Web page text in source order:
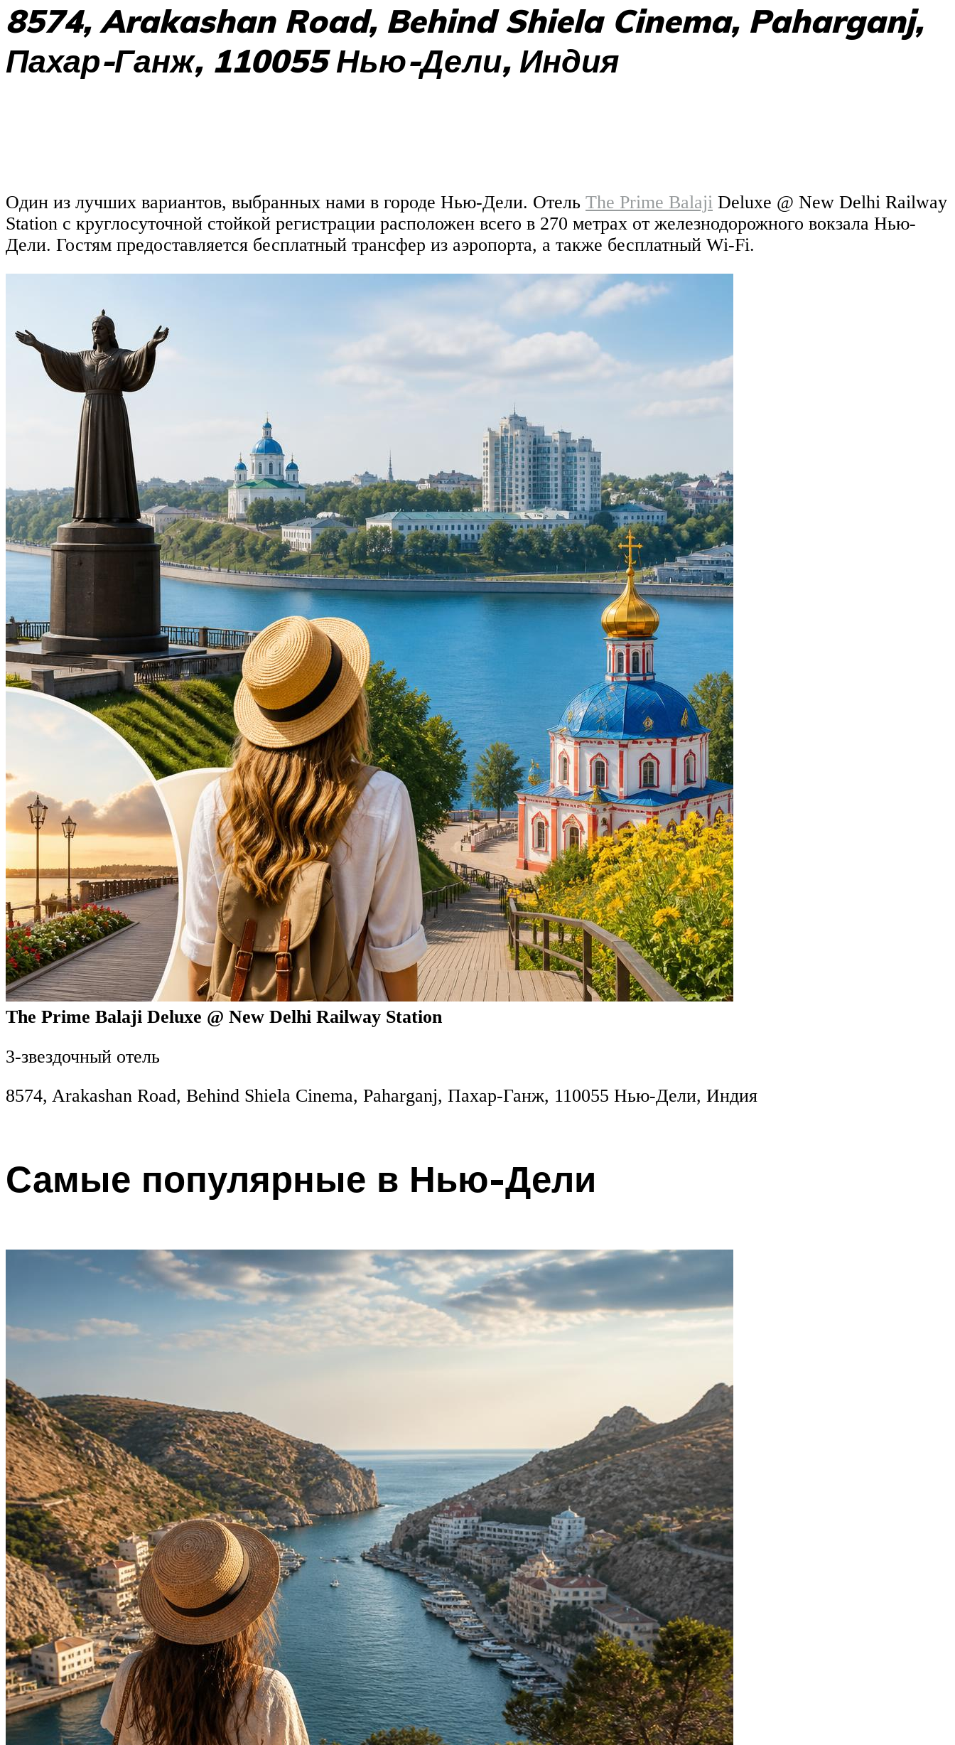
8574, Arakashan Road, Behind Shiela Cinema, Paharganj,
Пахар-Ганж, 110055 Нью-Дели, Индия
Один из лучших вариантов, выбранных нами в городе Нью-Дели. Отель The Prime Balaji Deluxe @ New Delhi Railway
Station с круглосуточной стойкой регистрации расположен всего в 270 метрах от железнодорожного вокзала Нью-
Дели. Гостям предоставляется бесплатный трансфер из аэропорта, а также бесплатный Wi-Fi.
The Prime Balaji Deluxe @ New Delhi Railway Station
3-звездочный отель
8574, Arakashan Road, Behind Shiela Cinema, Paharganj, Пахар-Ганж, 110055 Нью-Дели, Индия
Самые популярные в Нью-Дели